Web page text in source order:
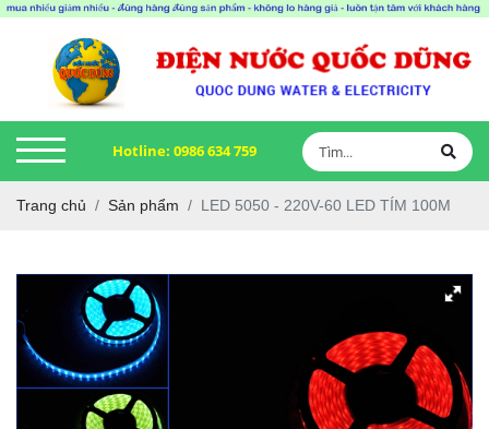
Hotline: 0986 634 759
Trang chủ Sản phẩm LED 5050 - 220V-60 LED TÍM 100M